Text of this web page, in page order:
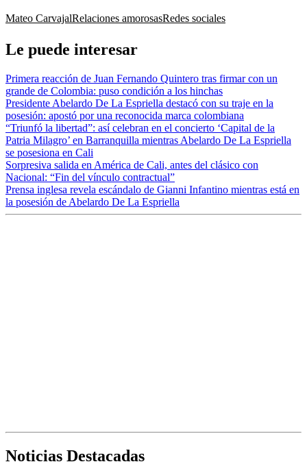
Mateo CarvajalRelaciones amorosasRedes sociales
Le puede interesar
Primera reacción de Juan Fernando Quintero tras firmar con un
grande de Colombia: puso condición a los hinchas
Presidente Abelardo De La Espriella destacó con su traje en la
posesión: apostó por una reconocida marca colombiana
“Triunfó la libertad”: así celebran en el concierto ‘Capital de la
Patria Milagro’ en Barranquilla mientras Abelardo De La Espriella
se posesiona en Cali
Sorpresiva salida en América de Cali, antes del clásico con
Nacional: “Fin del vínculo contractual”
Prensa inglesa revela escándalo de Gianni Infantino mientras está en
la posesión de Abelardo De La Espriella
Noticias Destacadas